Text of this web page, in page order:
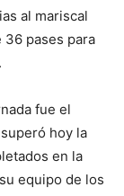
al mariscal
36 pases para
fue el
hoy la
en la
equipo de los